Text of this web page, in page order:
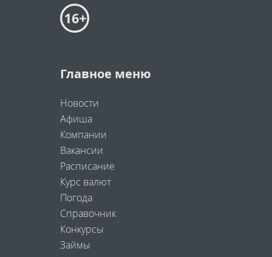
Главное меню
Новости
Афиша
Компании
Вакансии
Расписание
Курс валют
Погода
Справочник
Конкурсы
Займы